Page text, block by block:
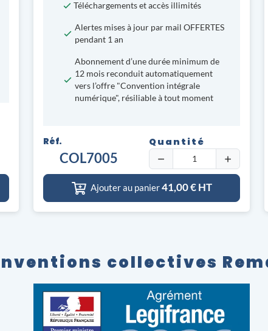
Téléchargements et accès illimités
Alertes mises à jour par mail OFFERTES
pendant 1 an
Abonnement d’une durée minimum de
12 mois reconduit automatiquement
vers l’offre "Convention intégrale
numérique", résiliable à tout moment
Réf.
COL7005
Quantité
Ajouter au panier41,00€ HT
collectives